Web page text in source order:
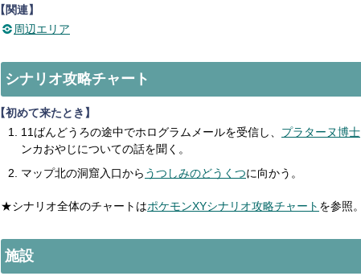
【関連】
周辺エリア
シナリオ攻略チャート
【初めて来たとき】
11ばんどうろの途中でホログラムメールを受信し、 プラターヌ博士
ンカおやじについての話を聞く。
マップ北の洞窟入口から うつしみのどうくつに向かう。
★シナリオ全体のチャートはポケモンXYシナリオ攻略チャート を参照。
施設